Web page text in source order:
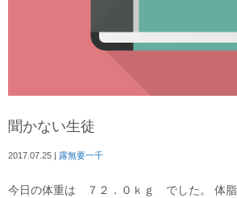
聞かない生徒
2017.07.25 | 露無要一千
今日の体重は ７２．０ｋｇ でした。 体